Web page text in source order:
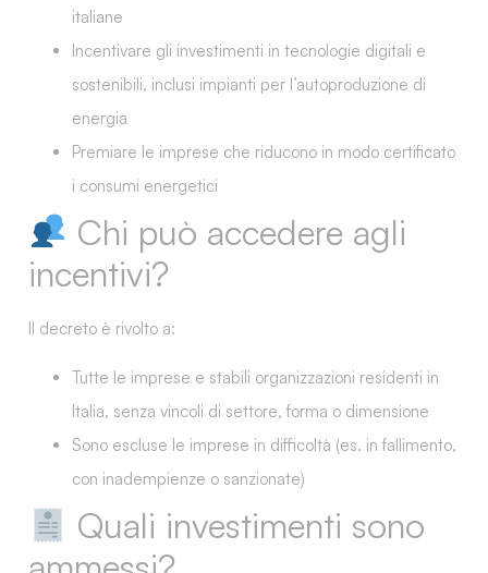
italiane
Incentivare gli investimenti in tecnologie digitali e
sostenibili, inclusi impianti per l’autoproduzione di
energia
Premiare le imprese che riducono in modo certificato
i consumi energetici
Chi può accedere agli
incentivi?
Il decreto è rivolto a:
Tutte le imprese e stabili organizzazioni residenti in
Italia, senza vincoli di settore, forma o dimensione
Sono escluse le imprese in difficoltà (es. in fallimento,
con inadempienze o sanzionate)
Quali investimenti sono